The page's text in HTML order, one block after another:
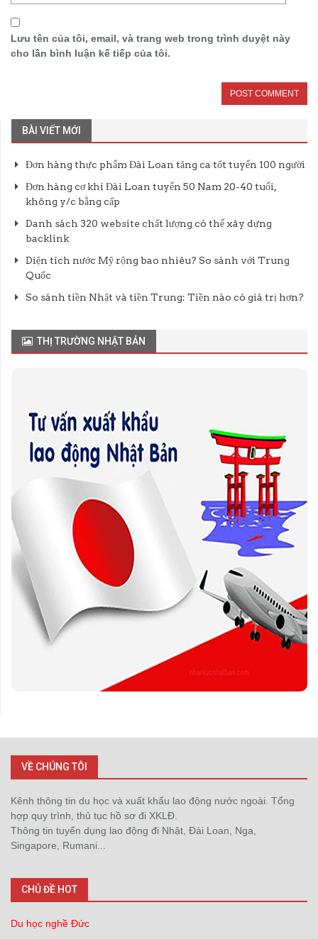
Lưu tên của tôi, email, và trang web trong trình duyệt này
cho lần bình luận kế tiếp của tôi.
BÀI VIẾT MỚI
Đơn hàng thực phẩm Đài Loan tăng ca tốt tuyển 100 người
Đơn hàng cơ khí Đài Loan tuyển 50 Nam 20-40 tuổi,
không y/c bằng cấp
Danh sách 320 website chất lượng có thể xây dựng
backlink
Diện tích nước Mỹ rộng bao nhiêu? So sánh với Trung
Quốc
So sánh tiền Nhật và tiền Trung: Tiền nào có giá trị hơn?
THỊ TRƯỜNG NHẬT BẢN
VỀ CHÚNG TÔI
Kênh thông tin du học và xuất khẩu lao động nước ngoài. Tổng
hợp quy trình, thủ tục hồ sơ đi XKLĐ.
Thông tin tuyển dụng lao động đi Nhật, Đài Loan, Nga,
Singapore, Rumani...
CHỦ ĐỀ HOT
Du học nghề Đức